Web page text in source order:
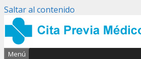
Saltar al contenido
Menú